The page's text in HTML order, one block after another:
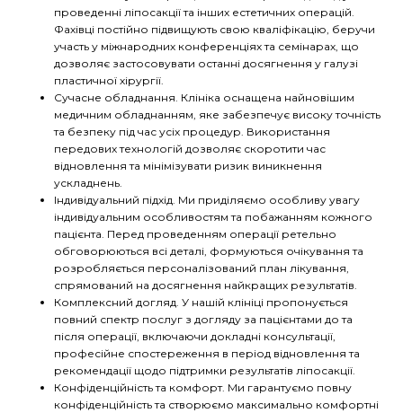
проведенні ліпосакції та інших естетичних операцій.
Фахівці постійно підвищують свою кваліфікацію, беручи
участь у міжнародних конференціях та семінарах, що
дозволяє застосовувати останні досягнення у галузі
пластичної хірургії.
Сучасне обладнання. Клініка оснащена найновішим
медичним обладнанням, яке забезпечує високу точність
та безпеку під час усіх процедур. Використання
передових технологій дозволяє скоротити час
відновлення та мінімізувати ризик виникнення
ускладнень.
Індивідуальний підхід. Ми приділяємо особливу увагу
індивідуальним особливостям та побажанням кожного
пацієнта. Перед проведенням операції ретельно
обговорюються всі деталі, формуються очікування та
розробляється персоналізований план лікування,
спрямований на досягнення найкращих результатів.
Комплексний догляд. У нашій клініці пропонується
повний спектр послуг з догляду за пацієнтами до та
після операції, включаючи докладні консультації,
професійне спостереження в період відновлення та
рекомендації щодо підтримки результатів ліпосакції.
Конфіденційність та комфорт. Ми гарантуємо повну
конфіденційність та створюємо максимально комфортні